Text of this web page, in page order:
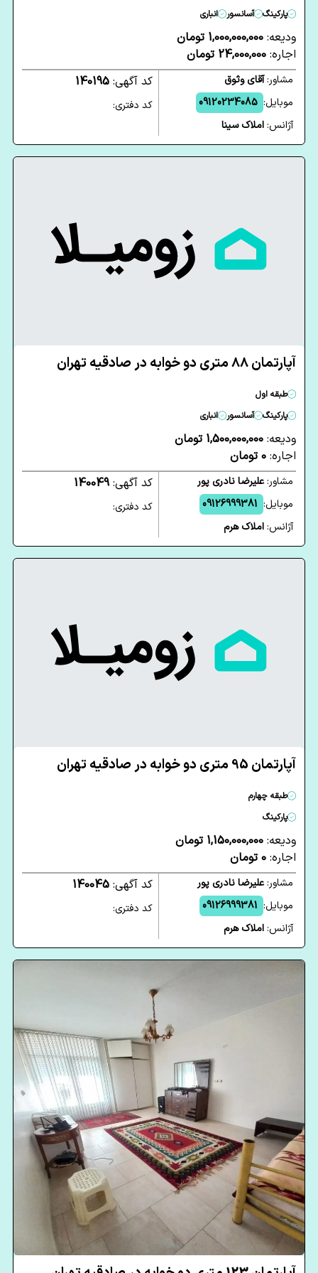
پارکینگ
آسانسور انباری
ودیعه: 1,000,000,000 تومان
اجاره: 24,000,000 تومان
مشاور:آقای وثوق
موبایل: 09120234085
آژانس:املاک سینا
کد آگهی: 140195
کد دفتری:
آپارتمان 88 متری دو خوابه در صادقیه تهران
طبقه اول
پارکینگ
آسانسور انباری
ودیعه: 1,500,000,000 تومان
اجاره: 0 تومان
مشاور:علیرضا نادری پور
موبایل: 09126999381
آژانس:املاک هرم
کد آگهی:140049
کد دفتری:
آپارتمان 95 متری دو خوابه در صادقیه تهران
طبقه چهارم
پارکینگ
ودیعه: 1,150,000,000 تومان
اجاره: 0 تومان
مشاور:علیرضا نادری پور
موبایل: 09126999381
آژانس:املاک هرم
کد آگهی: 140045
کد دفتری: